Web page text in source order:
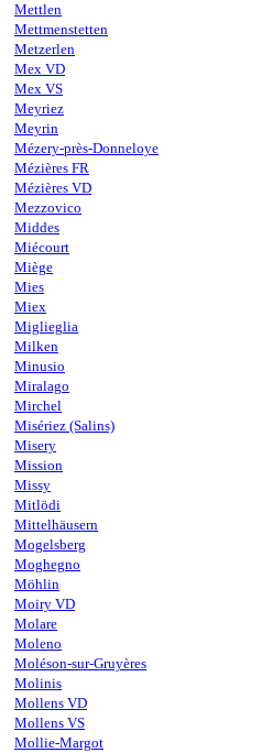
Mettlen
Mettmenstetten
Metzerlen
Mex VD
Mex VS
Meyriez
Meyrin
Mézery-près-Donneloye
Mézières FR
Mézières VD
Mezzovico
Middes
Miécourt
Miège
Mies
Miex
Miglieglia
Milken
Minusio
Miralago
Mirchel
Misériez (Salins)
Misery
Mission
Missy
Mitlödi
Mittelhäusern
Mogelsberg
Moghegno
Möhlin
Moiry VD
Molare
Moleno
Moléson-sur-Gruyères
Molinis
Mollens VD
Mollens VS
Mollie-Margot